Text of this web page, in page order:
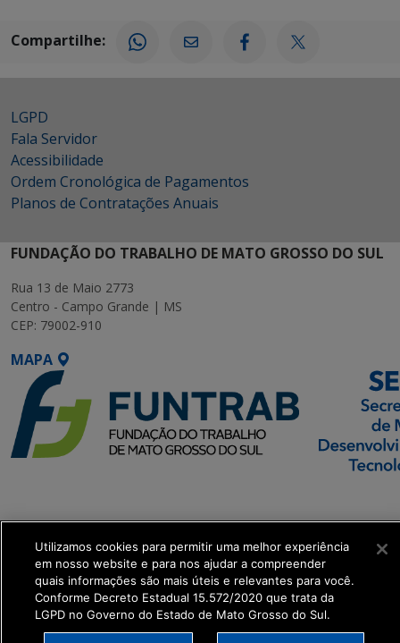
Compartilhe:
LGPD
Fala Servidor
Acessibilidade
Ordem Cronológica de Pagamentos
Planos de Contratações Anuais
FUNDAÇÃO DO TRABALHO DE MATO GROSSO DO SUL
Rua 13 de Maio 2773
Centro - Campo Grande | MS
CEP: 79002-910
MAPA
Executiva de
Transformação Digital
get_footer();
Utilizamos cookies para permitir uma melhor experiência
em nosso website e para nos ajudar a compreender
quais informações são mais úteis e relevantes para você.
Conforme Decreto Estadual 15.572/2020 que trata da
LGPD no Governo do Estado de Mato Grosso do Sul.